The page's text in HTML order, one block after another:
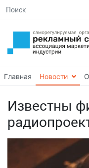
Главная Новости
Известны